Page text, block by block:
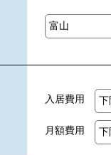
入居費用
月額費用